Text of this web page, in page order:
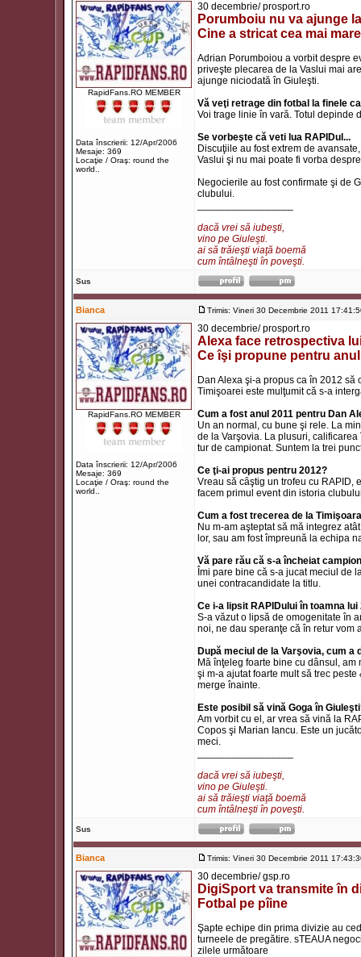
RapidFans.RO MEMBER
Data înscrierii: 12/Apr/2006
Mesaje: 369
Locaţie / Oraş: round the
world..
30 decembrie/ prosport.ro
Porumboiu nu va ajunge
Cine a stricat cea mai
Adrian Porumboiou a vorbit despre
priveşte plecarea de la Vaslui mai
ajunge niciodată în Giuleşti.
Vă veţi retrage din fotbal la finele
Voi trage linie în vară. Totul depinde
Se vorbeşte că veti lua RAPIDul...
Discuţiile au fost extrem de
Vaslui şi nu mai poate fi vorba
Negocierile au fost confirmate şi de
clubului.
dacă vrei să iubeşti,
vino pe Giuleşti.
ai să trăieşti viaţă boemă
cum întâlneşti în poveşti.
Sus
Bianca Trimis: Vineri 30 Decembrie 2011
RapidFans.RO MEMBER
Data înscrierii: 12/Apr/2006
Mesaje: 369
Locaţie / Oraş: round the
world..
30 decembrie/ prosport.ro
Alexa face retrospectiva
Ce îşi propune pentru
Dan Alexa şi-a propus ca în 2012
Timişoarei este mulţumit că s-a
Cum a fost anul 2011 pentru Dan
Un an normal, cu bune şi rele. La
de la Varşovia. La plusuri,
tur de campionat. Suntem la trei
Ce ţi-ai propus pentru 2012?
Vreau să câştig un trofeu cu RAPID,
facem primul event din istoria
Cum a fost trecerea de la
Nu m-am aşteptat să mă integrez
lor, sau am fost împreună la echipa
Vă pare rău că s-a încheiat
Îmi pare bine că s-a jucat meciul de
unei contracandidate la titlu.
Ce i-a lipsit RAPIDului în toamna lui
S-a văzut o lipsă de omogenitate în
noi, ne dau speranţe că în retur vom
După meciul de la Varşovia, cum
Mă înţeleg foarte bine cu dânsul,
şi m-a ajutat foarte mult să trec
merge înainte.
Este posibil să vină Goga în
Am vorbit cu el, ar vrea să vină la
Copos şi Marian Iancu. Este un
meci.
dacă vrei să iubeşti,
vino pe Giuleşti.
ai să trăieşti viaţă boemă
cum întâlneşti în poveşti.
Sus
Bianca Trimis: Vineri 30 Decembrie 2011
30 decembrie/ gsp.ro
DigiSport va transmite în
Fotbal pe pîine
Şapte echipe din prima divizie au
turneele de pregătire. sTEAUA
zilele următoare